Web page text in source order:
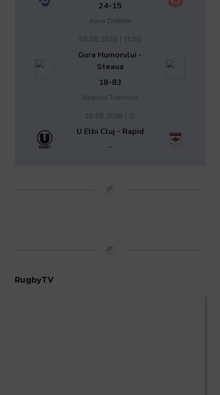
24-15
Arena Zimbrilor
08.08.2026 | 11:00
Gura Humorului -
Steaua
18-83
Stadionul Tineretului
29.08.2026 | 0:
U Elbi Cluj - Rapid
-
RugbyTV